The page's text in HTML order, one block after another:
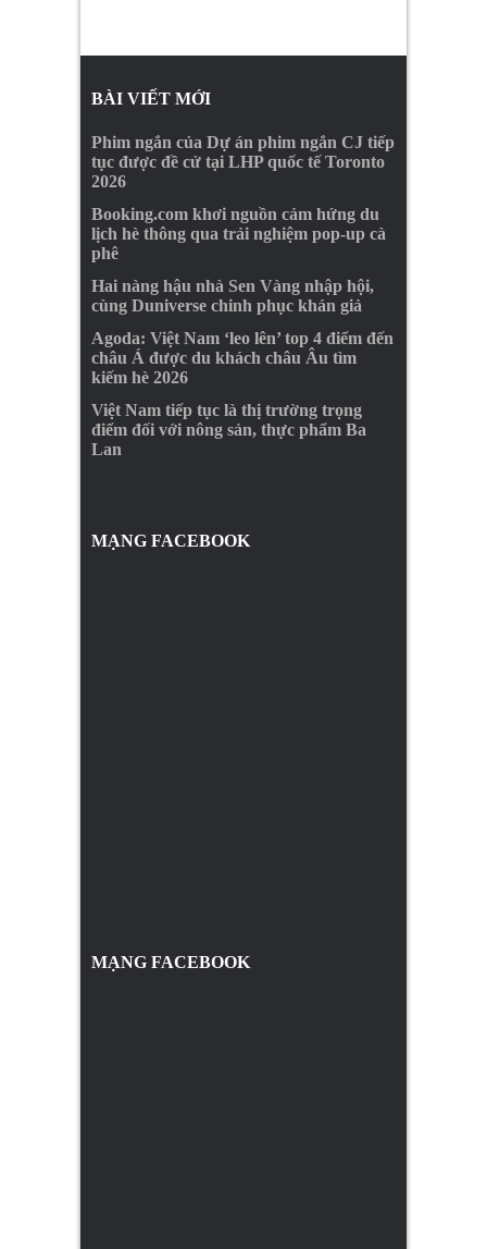
BÀI VIẾT MỚI
Phim ngắn của Dự án phim ngắn CJ tiếp
tục được đề cử tại LHP quốc tế Toronto
2026
Booking.com khơi nguồn cảm hứng du
lịch hè thông qua trải nghiệm pop-up cà
phê
Hai nàng hậu nhà Sen Vàng nhập hội,
cùng Duniverse chinh phục khán giả
Agoda: Việt Nam ‘leo lên’ top 4 điểm đến
châu Á được du khách châu Âu tìm
kiếm hè 2026
Việt Nam tiếp tục là thị trường trọng
điểm đối với nông sản, thực phẩm Ba
Lan
MẠNG FACEBOOK
MẠNG FACEBOOK